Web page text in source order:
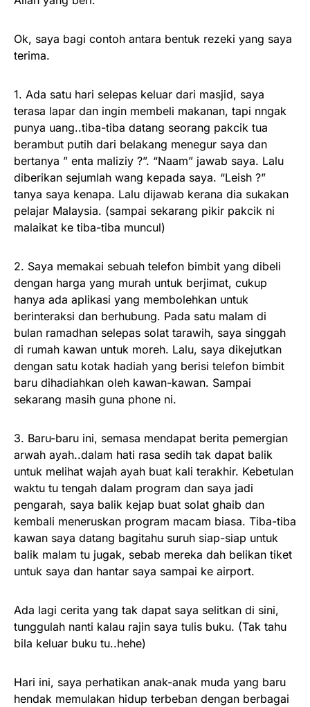
Ok, saya bagi contoh antara bentuk rezeki yang saya
terima.
1. Ada satu hari selepas keluar dari masjid, saya
terasa lapar dan ingin membeli makanan, tapi nngak
punya uang..tiba-tiba datang seorang pakcik tua
berambut putih dari belakang menegur saya dan
bertanya ” enta maliziy ?”. “Naam” jawab saya. Lalu
diberikan sejumlah wang kepada saya. “Leish ?”
tanya saya kenapa. Lalu dijawab kerana dia sukakan
pelajar Malaysia. (sampai sekarang pikir pakcik ni
malaikat ke tiba-tiba muncul)
2. Saya memakai sebuah telefon bimbit yang dibeli
dengan harga yang murah untuk berjimat, cukup
hanya ada aplikasi yang membolehkan untuk
berinteraksi dan berhubung. Pada satu malam di
bulan ramadhan selepas solat tarawih, saya singgah
di rumah kawan untuk moreh. Lalu, saya dikejutkan
dengan satu kotak hadiah yang berisi telefon bimbit
baru dihadiahkan oleh kawan-kawan. Sampai
sekarang masih guna phone ni.
3. Baru-baru ini, semasa mendapat berita pemergian
arwah ayah..dalam hati rasa sedih tak dapat balik
untuk melihat wajah ayah buat kali terakhir. Kebetulan
waktu tu tengah dalam program dan saya jadi
pengarah, saya balik kejap buat solat ghaib dan
kembali meneruskan program macam biasa. Tiba-tiba
kawan saya datang bagitahu suruh siap-siap untuk
balik malam tu jugak, sebab mereka dah belikan tiket
untuk saya dan hantar saya sampai ke airport.
Ada lagi cerita yang tak dapat saya selitkan di sini,
tunggulah nanti kalau rajin saya tulis buku. (Tak tahu
bila keluar buku tu..hehe)
Hari ini, saya perhatikan anak-anak muda yang baru
hendak memulakan hidup terbeban dengan berbagai